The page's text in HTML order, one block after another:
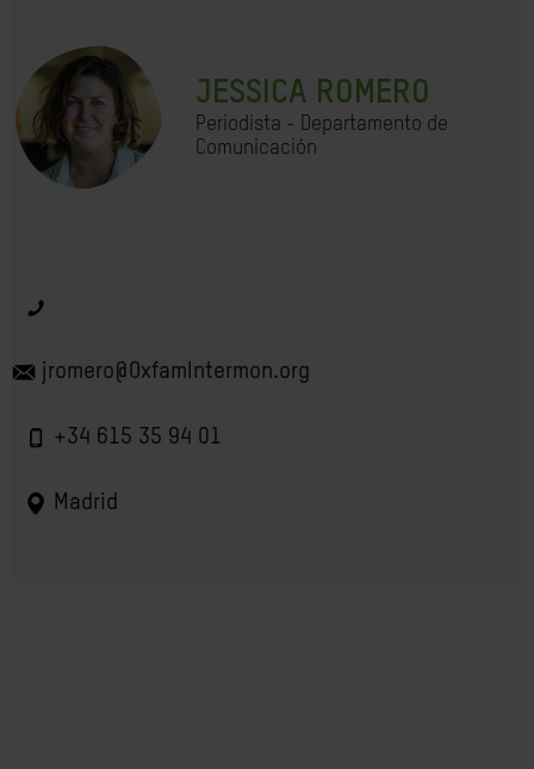
JESSICA ROMERO
Periodista - Departamento de
Comunicación
jromero@OxfamIntermon.org
+34 615 35 94 01
Madrid